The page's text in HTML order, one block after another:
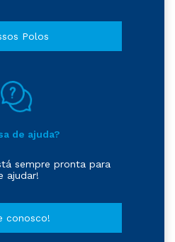
Polos
de ajuda?
sempre pronta para
ajudar!
conosco!